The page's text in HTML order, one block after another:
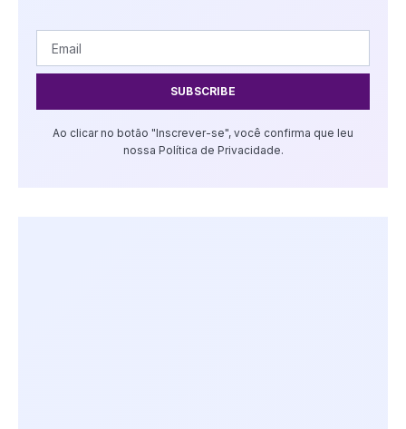
SUBSCRIBE
Ao clicar no botão "Inscrever-se", você confirma que leu
nossa Política de Privacidade.